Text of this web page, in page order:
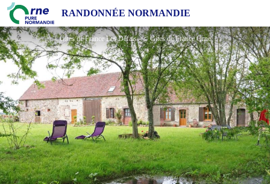
RANDONNÉE NORMANDIE
Gîtes de France Les Défais
Gîtes de France Les Défais - © Gites de France Orne